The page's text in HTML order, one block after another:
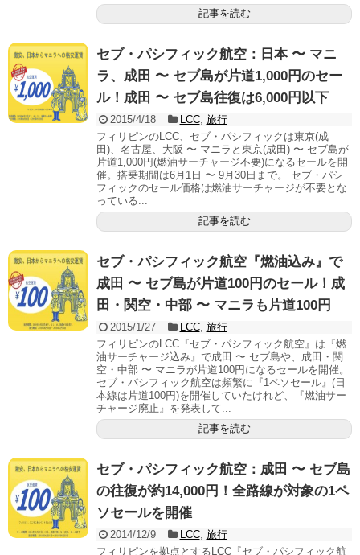
記事を読む
セブ・パシフィック航空：日本 〜 マニ
ラ、成田 〜 セブ島が片道1,000円のセー
ル！成田 〜 セブ島往復は6,000円以下
2015/4/18 LCC, 旅行
フィリピンのLCC、セブ・パシフィックは東京(成
田)、名古屋、大阪 〜 マニラと東京(成田) 〜 セブ島が
片道1,000円(燃油サーチャージ不要)になるセールを開
催。搭乗期間は6月1日 〜 9月30日まで。 セブ・パシ
フィックのセール価格は燃油サーチャージが不要とな
っている...
記事を読む
セブ・パシフィック航空『燃油込み』で
成田 〜 セブ島が片道100円のセール！成
田・関空・中部 〜 マニラも片道100円
2015/1/27 LCC, 旅行
フィリピンのLCC『セブ・パシフィック航空』は『燃
油サーチャージ込み』で成田 〜 セブ島や、成田・関
空・中部 〜 マニラが片道100円になるセールを開催。
セブ・パシフィック航空は頻繁に『1ペソセール』(日
本線は片道100円)を開催していたけれど、『燃油サー
チャージ廃止』を発表して...
記事を読む
セブ・パシフィック航空：成田 〜 セブ島
の往復が約14,000円！全路線が対象の1ペ
ソセールを開催
2014/12/9 LCC, 旅行
フィリピンを拠点とするLCC『セブ・パシフィック航